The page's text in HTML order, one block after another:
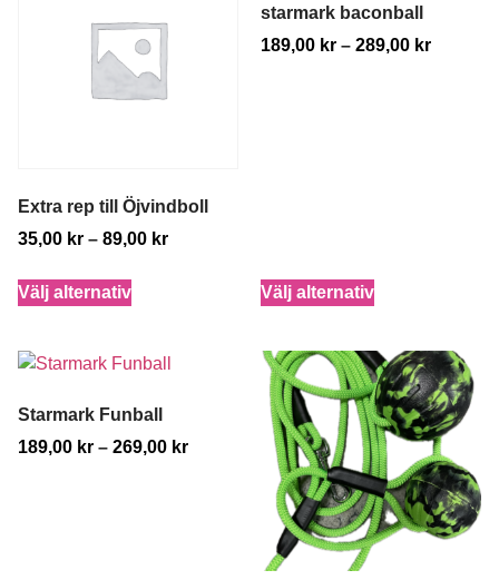
Extra rep till Öjvindboll
35,00 kr – 89,00 kr
Välj alternativ
starmark baconball
189,00 kr – 289,00 kr
Välj alternativ
Starmark Funball
189,00 kr – 269,00 kr